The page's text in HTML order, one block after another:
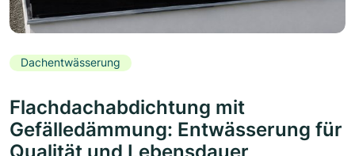
Dachentwässerung
Flachdachabdichtung mit
Gefälledämmung: Entwässerung für